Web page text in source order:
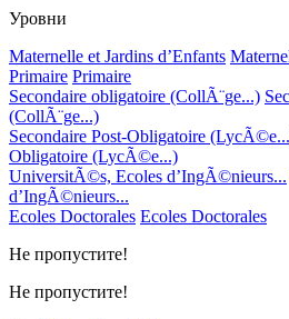
Уровни
Maternelle et Jardins d’Enfants
Primaire Primaire
Secondaire obligatoire (CollÃ¨ge...)
(CollÃ¨ge...)
Secondaire Post-Obligatoire
Obligatoire (LycÃ©e...)
UniversitÃ©s, Ecoles d’IngÃ©nieurs...
d’IngÃ©nieurs...
Ecoles Doctorales Ecoles Doctorales
Не пропустите!
Не пропустите!